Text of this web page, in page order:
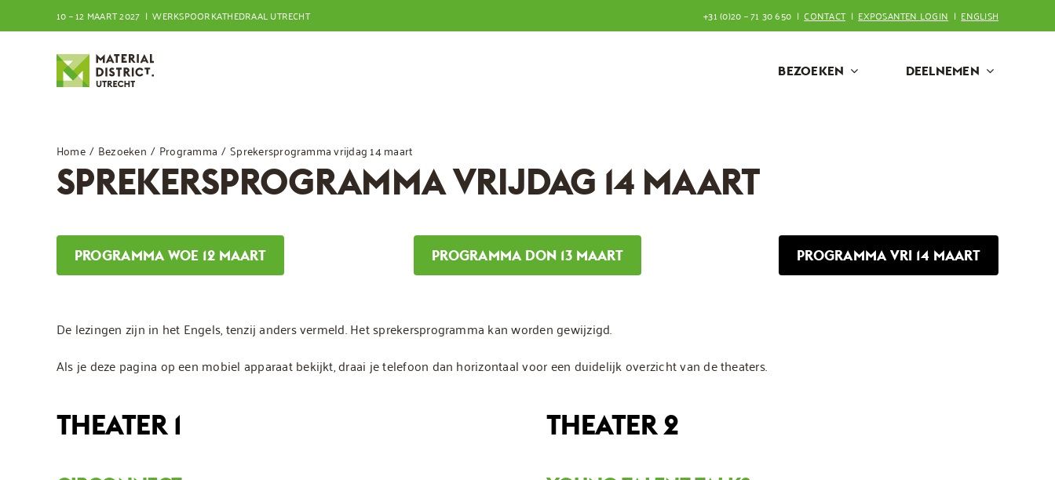
naar
10 – 12 MAART 2027 | WERKSPOORKATHEDRAAL UTRECHT +31 (0)20 – 71 30 650 | CONTACT| EXPOSANTEN LOGIN | ENGLISH
BEZOEKEN DEELNEMEN
Home Bezoeken Programma Sprekersprogramma vrijdag 14 maart
SPREKERSPROGRAMMA VRIJDAG 14 MAART
PROGRAMMA WOE 12 MAART PROGRAMMA DON 13 MAART PROGRAMMA VRI 14 MAART
De lezingen zijn in het Engels, tenzij anders vermeld. Het sprekersprogramma kan worden gewijzigd.
Als je deze pagina op een mobiel apparaat bekijkt, draai je telefoon dan horizontaal voor een duidelijk overzicht van de theaters.
THEATER 1 THEATER 2